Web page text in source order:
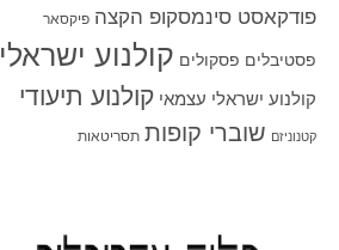
פודקאסט סינמסקופ הקצה פיקסאר
פסטיבלים פסקולים קולנוע ישראלי
קולנוע ישראלי עצמאי קולנוע תיעודי
קטנוניזם שוברי קופות תסריטאות